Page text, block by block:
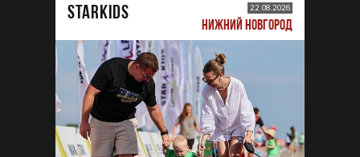
STARKIDS 22.08.2026
НИЖНИЙ НОВГОРОД